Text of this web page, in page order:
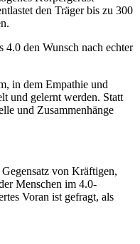
den Träger bis zu 300
4.0 den Wunsch nach echter
in dem Empathie und
und gelernt werden. Statt
und Zusammenhänge
von Kräftigen,
Menschen im 4.0-
Voran ist gefragt, als